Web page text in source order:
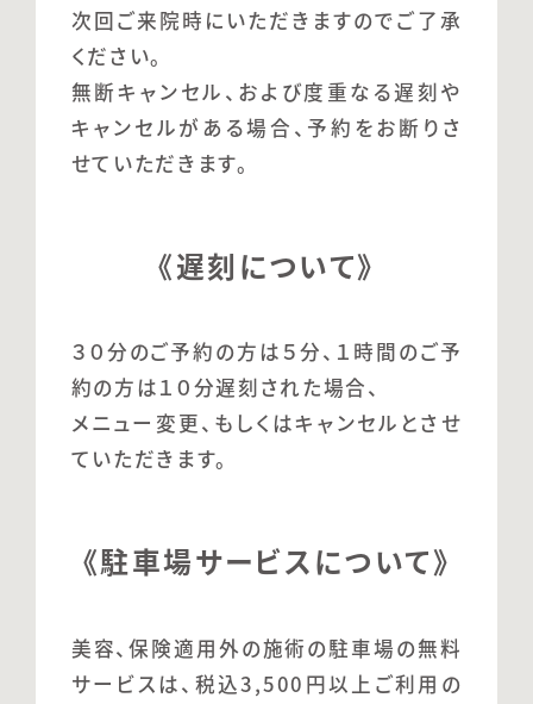
次回ご来院時にいただきますのでご了承
ください。
無断キャンセル、および度重なる遅刻や
キャンセルがある場合、予約をお断りさ
せていただきます。
《遅刻について》
３０分のご予約の方は５分、１時間のご予
約の方は１０分遅刻された場合、
メニュー変更、もしくはキャンセルとさせ
ていただきます。
《駐車場サービスについて》
美容、保険適用外の施術の駐車場の無料
サービスは、税込3,500円以上ご利用の